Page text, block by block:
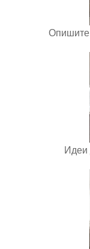
Опишите
Идеи